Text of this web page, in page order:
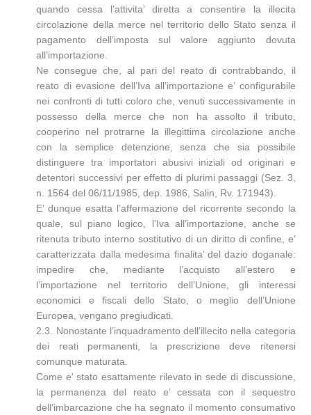
quando cessa l’attivita’ diretta a consentire la illecita
circolazione della merce nel territorio dello Stato senza il
pagamento dell’imposta sul valore aggiunto dovuta
all’importazione.
Ne consegue che, al pari del reato di contrabbando, il
reato di evasione dell’Iva all’importazione e’ configurabile
nei confronti di tutti coloro che, venuti successivamente in
possesso della merce che non ha assolto il tributo,
cooperino nel protrarne la illegittima circolazione anche
con la semplice detenzione, senza che sia possibile
distinguere tra importatori abusivi iniziali od originari e
detentori successivi per effetto di plurimi passaggi (Sez. 3,
n. 1564 del 06/11/1985, dep. 1986, Salin, Rv. 171943).
E’ dunque esatta l’affermazione del ricorrente secondo la
quale, sul piano logico, l’Iva all’importazione, anche se
ritenuta tributo interno sostitutivo di un diritto di confine, e’
caratterizzata dalla medesima finalita’ del dazio doganale:
impedire che, mediante l’acquisto all’estero e
l’importazione nel territorio dell’Unione, gli interessi
economici e fiscali dello Stato, o meglio dell’Unione
Europea, vengano pregiudicati.
2.3. Nonostante l’inquadramento dell’illecito nella categoria
dei reati permanenti, la prescrizione deve ritenersi
comunque maturata.
Come e’ stato esattamente rilevato in sede di discussione,
la permanenza del reato e’ cessata con il sequestro
dell’imbarcazione che ha segnato il momento consumativo